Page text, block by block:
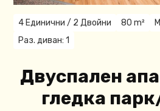
4 Единични / 2 Двойни 80 m²
Раз. диван: 1
Двуспален
гледка